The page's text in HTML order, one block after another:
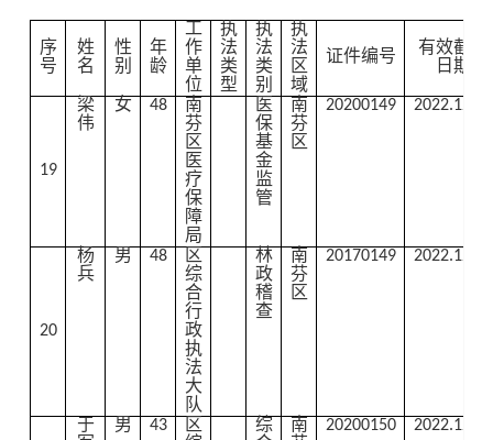
法
大
队
4
南
芬
区
综
合
行
政
执
法
大
队
环
境
监
察
南
芬
区
南
芬
区
综
合
行
政
执
环
境
南
序
号
姓
名
性
别
年
龄
工
作
单
位
执
法
类
型
执
法
类
别
执
法
区
域
证件编号
有效截止
日期
19
梁
伟
女 48
南
芬
区
医
疗
保
障
局
医
保
基
金
监
管
南
芬
区
20200149 2022.12.31
20
杨
兵
男 48
区
综
合
行
政
执
法
大
队
林
政
稽
查
南
芬
区
20170149 2022.12.31
于
男 43
区
综
南
20200150 2022.12.31